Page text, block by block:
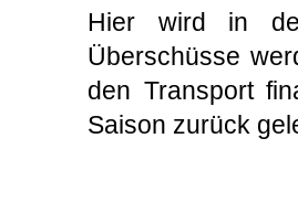
Hier wird in
Überschüsse
den Transport
Saison zurück